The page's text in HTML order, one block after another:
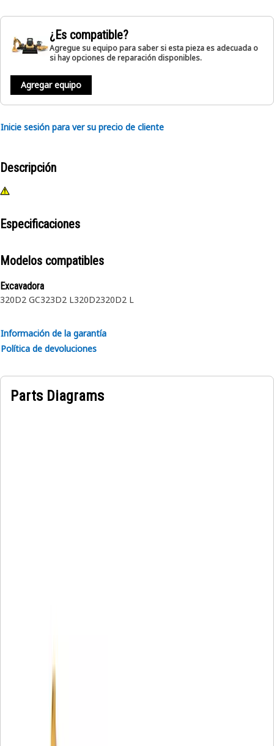
¿Es compatible?
Agregue su equipo para saber si esta pieza es adecuada o
si hay opciones de reparación disponibles.
Agregar equipo
Inicie sesión para ver su precio de cliente
Descripción
Especificaciones
Modelos compatibles
Excavadora
320D2 GC323D2 L320D2320D2 L
Información de la garantía
Política de devoluciones
Parts Diagrams